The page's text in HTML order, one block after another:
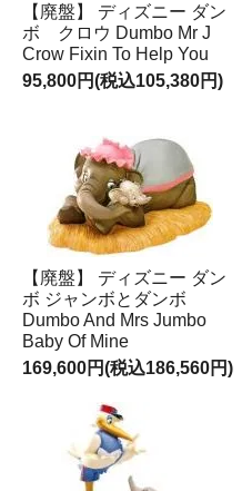
【廃盤】 ディズニー ダン
ボ クロウ Dumbo Mr J
Crow Fixin To Help You
95,800円(税込105,380円)
【廃盤】 ディズニー ダン
ボ ジャンボとダンボ
Dumbo And Mrs Jumbo
Baby Of Mine
169,600円(税込186,560円)